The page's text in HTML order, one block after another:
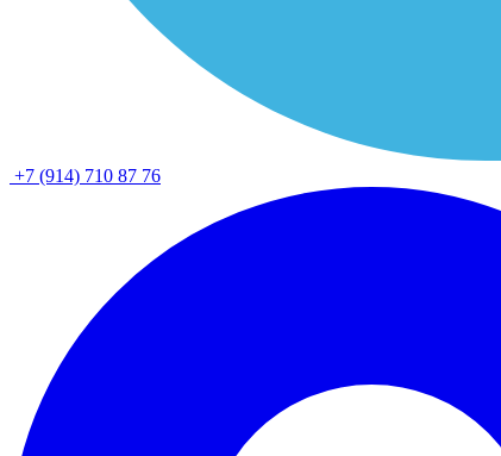
+7 (914) 710 87 76